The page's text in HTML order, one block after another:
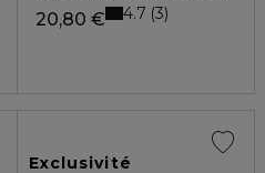
20,80 € 4.7 3
Exclusivité